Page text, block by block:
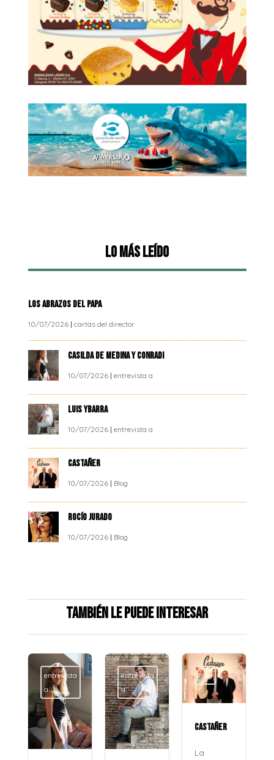
Lo más leído
LOS ABRAZOS DEL PAPA
10/07/2026| cartas del director
CASILDA DE MEDINA Y CONRADI
10/07/2026| entrevista a
LUIS YBARRA
10/07/2026| entrevista a
CASTAÑER
10/07/2026| Blog
ROCÍO JURADO
10/07/2026| Blog
También le puede interesar
entrevista
a
entrevista
a
Blog
CASTAÑER
La